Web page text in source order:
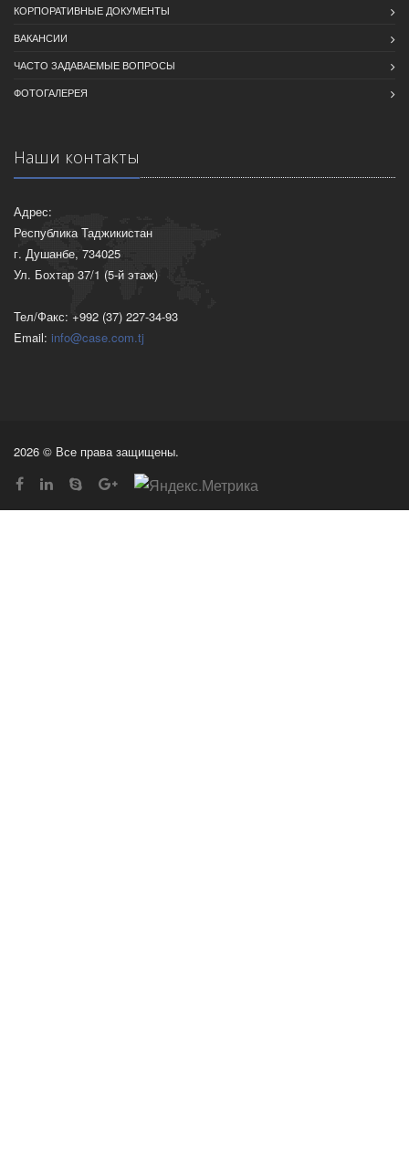
КОРПОРАТИВНЫЕ ДОКУМЕНТЫ
ВАКАНСИИ
ЧАСТО ЗАДАВАЕМЫЕ ВОПРОСЫ
ФОТОГАЛЕРЕЯ
Наши контакты
Адрес:
Республика Таджикистан
г. Душанбе, 734025
Ул. Бохтар 37/1 (5-й этаж)
Тел/Факс: +992 (37) 227-34-93
Email: info@case.com.tj
2026 © Все права защищены.